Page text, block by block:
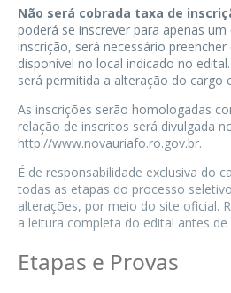
Não será cobrada taxa de
poderá se inscrever para apenas
inscrição, será necessário
disponível no local indicado no
será permitida a alteração do cargo
As inscrições serão homologadas
relação de inscritos será divulgada
http://www.novauriafo.ro.gov.br.
É de responsabilidade exclusiva do
todas as etapas do processo
alterações, por meio do site oficial.
a leitura completa do edital antes
Etapas e Provas